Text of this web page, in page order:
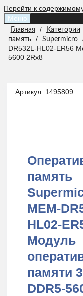
Перейти к
Меню
Главная / Категории
память
/ Supermicro
DR532L-HL02-ER56
5600 2Rx8
Артикул: 1495809
память
MEM-
HL02-
Модуль
памяти
DDR5-